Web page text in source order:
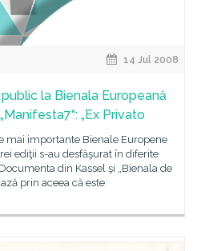
14 Jul 2008
la Bienala Europeană
„Ex Privato
mai importante Bienale Europene
ediţii s-au desfăşurat în diferite
din Kassel şi „Bienala de
prin aceea că este